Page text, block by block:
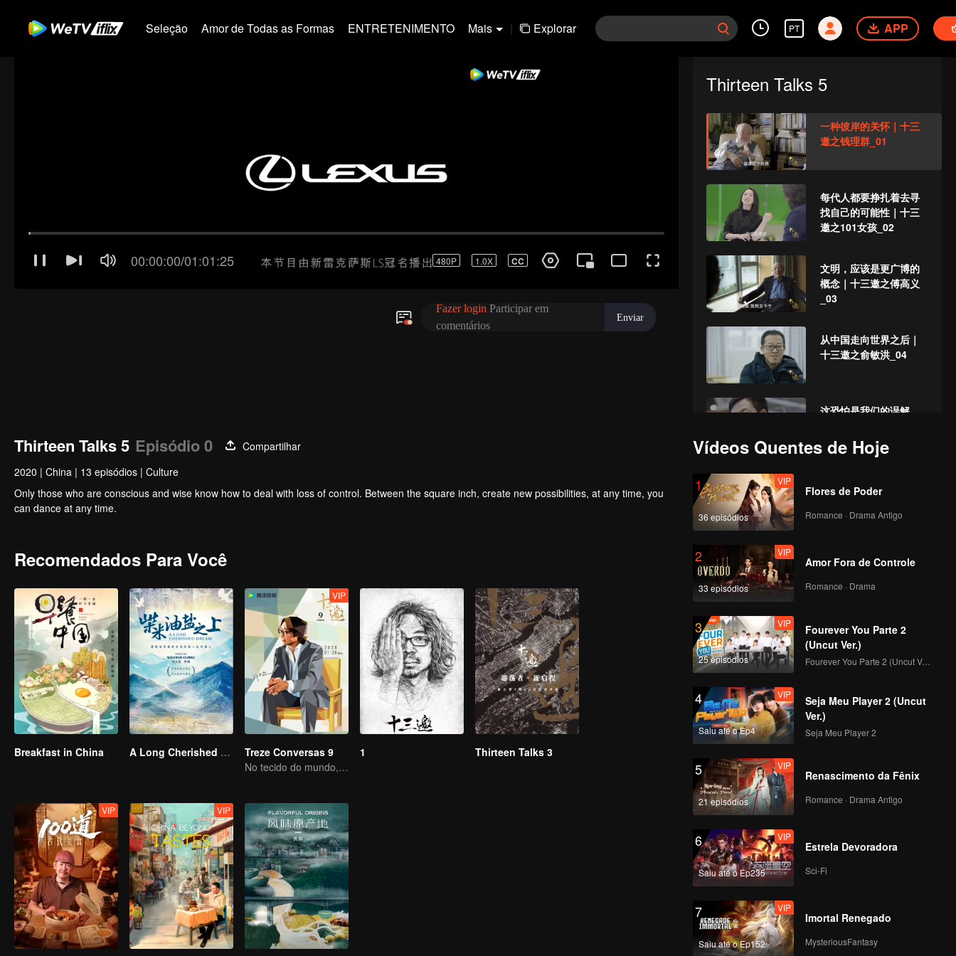
Seleção Amor de Todas as Formas ENTRETENIMENTO Mais | Explorar PT APP
Thirteen Talks 5
一种彼岸的关怀｜十三
邀之钱理群_01
每代人都要挣扎着去寻
找自己的可能性｜十三
邀之101女孩_02
文明，应该是更广博的
概念｜十三邀之傅高义
_03
从中国走向世界之后｜
十三邀之俞敏洪_04
这恐怕是我们的误解，
过｜十三邀之吴国盛_05
了一下｜十三邀之郝蕾
_06
心就错过了｜十三邀之
赖声川_07
做榜单的人，镀金时代
的观察者｜十三邀之胡
黑夜是一艘渡船，记忆
其实在未来｜十三邀之
陈传兴_09
幸运也是我的努力｜十
三邀之王宝强_10
生也要拼内力｜十三邀
之徐皓峰_11
村，心系全世界｜十三
邀之五条人_12
Thirteen Talks 5 Episódio 0
Compartilhar
2020 | China | 13 episódios | Culture
Only those who are conscious and wise know how to deal with loss of control. Between the square inch, create new possibilities, at any time, you
can dance at any time.
Recomendados Para Você
Breakfast in China A Long Cherished Dream
VIP
Treze Conversas 9
No tecido do mundo, Em Busca da Certeza
1 Thirteen Talks 3
VIP VIP
Vídeos Quentes de Hoje
1
36 episódios
VIP
Flores de Poder
Romance · Drama Antigo
2
33 episódios
VIP
Amor Fora de Controle
Romance · Drama
3
25 episódios
VIP
Fourever You Parte 2
(Uncut Ver.)
Fourever You Parte 2 (Uncut Ver.)
4
Saiu até o Ep4
VIP
Seja Meu Player 2 (Uncut
Ver.)
Seja Meu Player 2
5
21 episódios
VIP
Renascimento da Fênix
Romance · Drama Antigo
6
Saiu até o Ep235
VIP
Estrela Devoradora
Sci-Fi
7
Saiu até o Ep152
VIP
Imortal Renegado
MysteriousFantasy